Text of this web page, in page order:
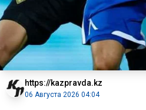
https://kazpravda.kz
06 Августа 2026 04:04